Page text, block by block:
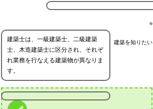
建築を知りたい
建築士は、一級建築士、二級建築
士、木造建築士に区分され、それぞ
れ業務を行なえる建築物が異なりま
す。